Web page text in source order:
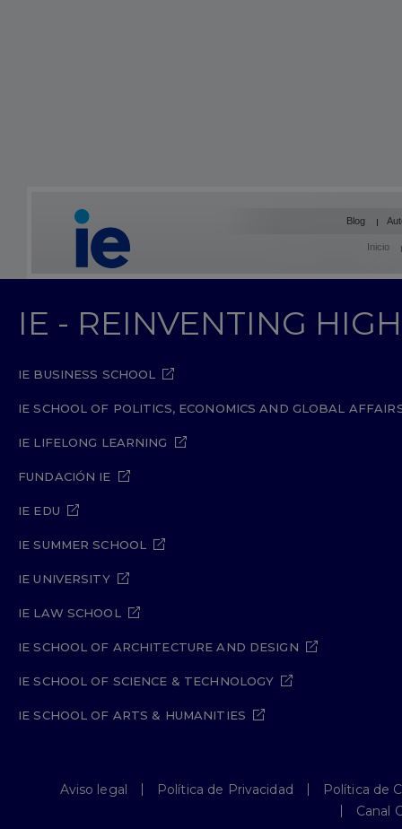
Blog
Inicio
IE - REINVENTING
IE BUSINESS SCHOOL
IE SCHOOL OF POLITICS, ECONOMICS AND GLOBAL
IE LIFELONG LEARNING
FUNDACIÓN IE
IE EDU
IE SUMMER SCHOOL
IE UNIVERSITY
IE LAW SCHOOL
IE SCHOOL OF ARCHITECTURE AND DESIGN
IE SCHOOL OF SCIENCE & TECHNOLOGY
IE SCHOOL OF ARTS & HUMANITIES
Aviso legal Política de Privacidad
Política de
Canal